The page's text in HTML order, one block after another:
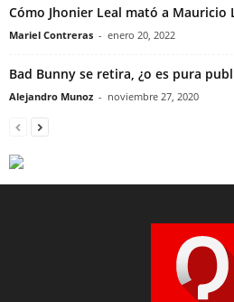
Cómo Jhonier Leal mató a Mauricio
Mariel Contreras - enero 20, 2022
Bad Bunny se retira, ¿o es pura
Alejandro Munoz - noviembre 27, 2020